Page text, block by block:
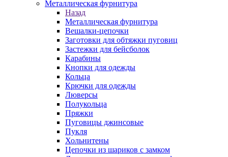
Металлическая фурнитура
Назад
Металлическая фурнитура
Вешалки-цепочки
Заготовки для обтяжки пуговиц
Застежки для бейсболок
Карабины
Кнопки для одежды
Кольца
Крючки для одежды
Люверсы
Полукольца
Пряжки
Пуговицы джинсовые
Пукля
Хольнитены
Цепочки из шариков с замком